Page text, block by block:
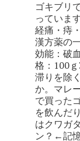
ゴキブリ
っていま
経痛・痔
漢方薬の
効能：破
格：100
滞りを除
か。マレ
で買った
を飲んだ
はクワガ
ン？←記